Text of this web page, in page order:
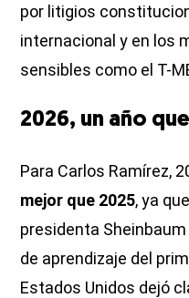
por litigios
internacional y en los
sensibles como el T-
2026, un año
Para Carlos Ramírez,
mejor que 2025, ya
presidenta
de aprendizaje del
Estados Unidos dejó